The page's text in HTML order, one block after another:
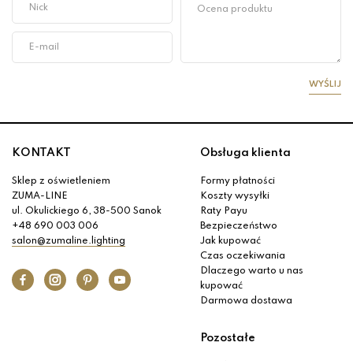
WYŚLIJ
KONTAKT
Sklep z oświetleniem
ZUMA-LINE
ul. Okulickiego 6, 38-500 Sanok
+48 690 003 006
salon@zumaline.lighting
Obsługa klienta
Formy płatności
Koszty wysyłki
Raty Payu
Bezpieczeństwo
Jak kupować
Czas oczekiwania
Dlaczego warto u nas
kupować
Darmowa dostawa
Pozostałe